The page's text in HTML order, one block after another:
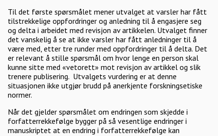
Til det første spørsmålet mener utvalget at varsler har fått
tilstrekkelige oppfordringer og anledning til å engasjere seg
og delta i arbeidet med revisjon av artikkelen. Utvalget finner
det vanskelig å se at ikke varsler har fått anledninger til å
være med, etter tre runder med oppfordringer til å delta. Det
er relevant å stille spørsmål om hvor lenge en person skal
kunne sitte med «vetorett» mot revisjon av artikkel og slik
trenere publisering. Utvalgets vurdering er at denne
situasjonen ikke utgjør brudd på anerkjente forskningsetiske
normer.
Når det gjelder spørsmålet om endringen som skjedde i
forfatterrekkefølge bygger på så vesentlige endringer i
manuskriptet at en endring i forfatterrekkefølge kan